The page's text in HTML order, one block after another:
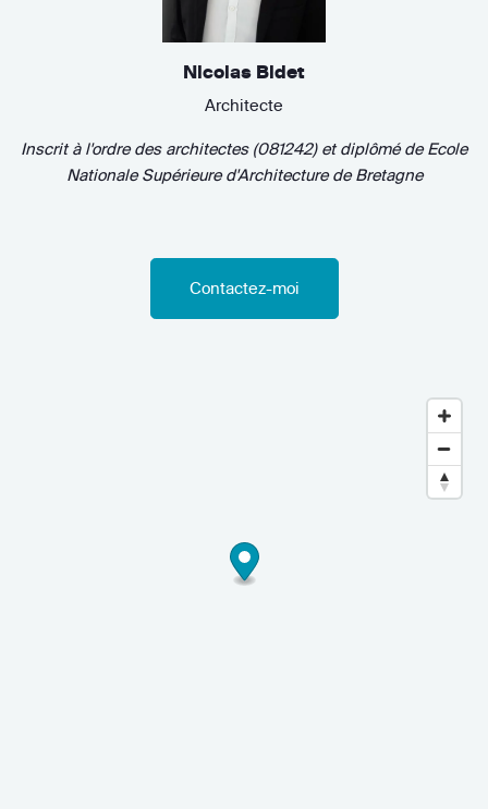
Nicolas Bidet
Architecte
Inscrit à l'ordre des architectes (081242) et diplômé deEcole
Nationale Supérieure d'Architecture de Bretagne
Contactez-moi